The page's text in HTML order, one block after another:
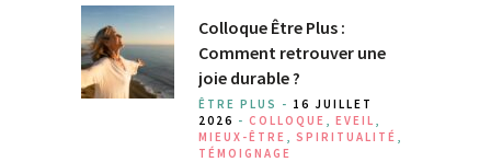
Colloque Être Plus :
Comment retrouver une
joie durable ?
ÊTRE PLUS - 16 JUILLET
2026 - COLLOQUE EVEIL
MIEUX-ÊTRE
SPIRITUALITÉ
TÉMOIGNAGE